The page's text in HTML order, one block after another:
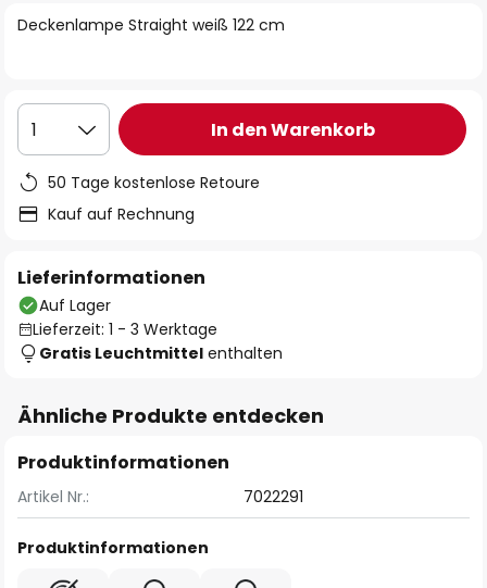
Deckenlampe Straight weiß 122 cm
1 In den Warenkorb
50 Tage kostenlose Retoure
Kauf auf Rechnung
Lieferinformationen
Auf Lager
Lieferzeit: 1 - 3 Werktage
Gratis Leuchtmittel enthalten
Ähnliche Produkte entdecken
Produktinformationen
Artikel Nr.: 7022291
Produktinformationen